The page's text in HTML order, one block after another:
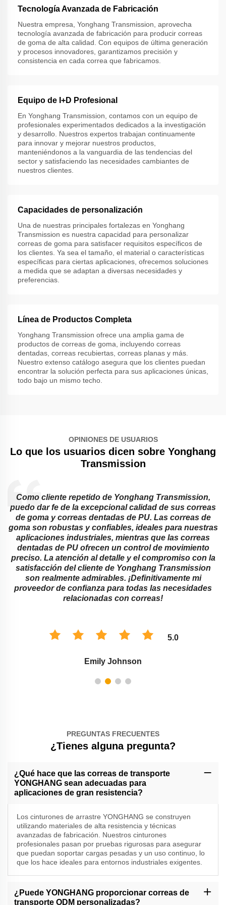
Tecnología Avanzada de Fabricación
Nuestra empresa, Yonghang Transmission, aprovecha
tecnología avanzada de fabricación para producir correas
de goma de alta calidad. Con equipos de última generación
y procesos innovadores, garantizamos precisión y
consistencia en cada correa que fabricamos.
Equipo de I+D Profesional
En Yonghang Transmission, contamos con un equipo de
profesionales experimentados dedicados a la investigación
y desarrollo. Nuestros expertos trabajan continuamente
para innovar y mejorar nuestros productos,
manteniéndonos a la vanguardia de las tendencias del
sector y satisfaciendo las necesidades cambiantes de
nuestros clientes.
Capacidades de personalización
Una de nuestras principales fortalezas en Yonghang
Transmission es nuestra capacidad para personalizar
correas de goma para satisfacer requisitos específicos de
los clientes. Ya sea el tamaño, el material o características
específicas para ciertas aplicaciones, ofrecemos soluciones
a medida que se adaptan a diversas necesidades y
preferencias.
Línea de Productos Completa
Yonghang Transmission ofrece una amplia gama de
productos de correas de goma, incluyendo correas
dentadas, correas recubiertas, correas planas y más.
Nuestro extenso catálogo asegura que los clientes puedan
encontrar la solución perfecta para sus aplicaciones únicas,
todo bajo un mismo techo.
OPINIONES DE USUARIOS
Lo que los usuarios dicen sobre Yonghang
Transmission
Como cliente repetido de Yonghang Transmission,
puedo dar fe de la excepcional calidad de sus correas
de goma y correas dentadas de PU. Las correas de
goma son robustas y confiables, ideales para nuestras
aplicaciones industriales, mientras que las correas
dentadas de PU ofrecen un control de movimiento
preciso. La atención al detalle y el compromiso con la
satisfacción del cliente de Yonghang Transmission
son realmente admirables. ¡Definitivamente mi
proveedor de confianza para todas las necesidades
relacionadas con correas!
5.0
Emily Johnson
PREGUNTAS FRECUENTES
¿Tienes alguna pregunta?
¿Qué hace que las correas de transporte
YONGHANG sean adecuadas para
aplicaciones de gran resistencia?
Los cinturones de arrastre YONGHANG se construyen
utilizando materiales de alta resistencia y técnicas
avanzadas de fabricación. Nuestros cinturones
profesionales pasan por pruebas rigurosas para asegurar
que puedan soportar cargas pesadas y un uso continuo, lo
que los hace ideales para entornos industriales exigentes.
¿Puede YONGHANG proporcionar correas de
transporte ODM personalizadas?